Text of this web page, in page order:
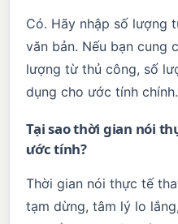
Có. Hãy nhập số lượng
văn bản. Nếu bạn cung
lượng từ thủ công, số
dụng cho ước tính chính.
Tại sao thời gian nói
ước tính?
Thời gian nói thực tế
tạm dừng, tâm lý lo